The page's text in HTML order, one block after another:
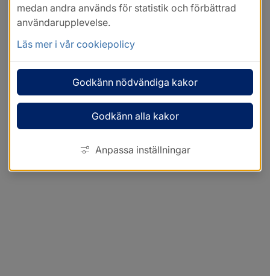
medan andra används för statistik och förbättrad
användarupplevelse.
Läs mer i vår cookiepolicy
Godkänn nödvändiga kakor
Godkänn alla kakor
Anpassa inställningar